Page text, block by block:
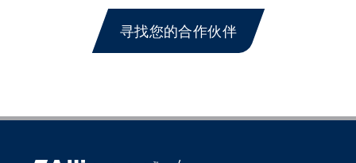
寻找您的合作伙伴